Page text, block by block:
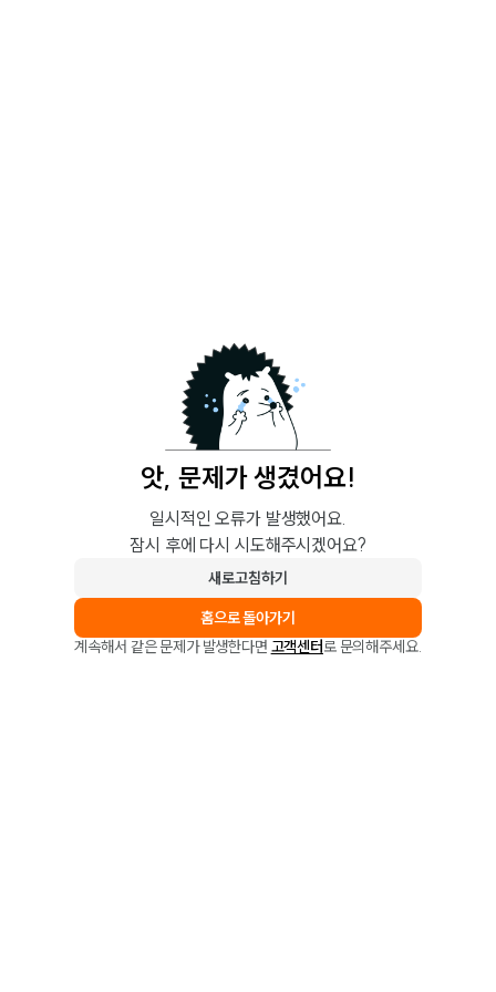
앗, 문제가 생겼어요!
일시적인 오류가 발생했어요.
잠시 후에 다시 시도해주시겠어요?
새로고침하기
홈으로 돌아가기
계속해서 같은 문제가 발생한다면 고객센터로 문의해주세요.